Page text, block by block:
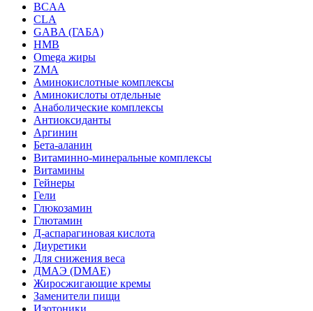
BCAA
CLA
GABA (ГАБА)
HMB
Omega жиры
ZMA
Аминокислотные комплексы
Аминокислоты отдельные
Анаболические комплексы
Антиоксиданты
Аргинин
Бета-аланин
Витаминно-минеральные комплексы
Витамины
Гейнеры
Гели
Глюкозамин
Глютамин
Д-аспарагиновая кислота
Диуретики
Для снижения веса
ДМАЭ (DMAE)
Жиросжигающие кремы
Заменители пищи
Изотоники